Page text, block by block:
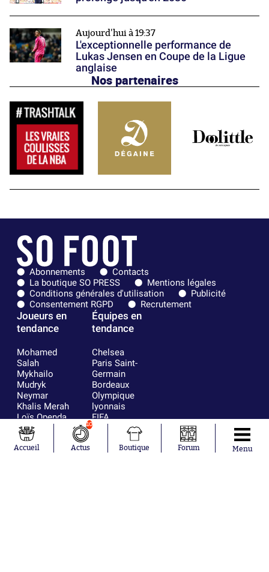
Aujourd'hui à 19:37
L'exceptionnelle performance de
Lukas Jensen en Coupe de la Ligue
anglaise
Nos partenaires
Abonnements
Contacts
La boutique SO PRESS
Mentions légales
Conditions générales d'utilisation
Publicité
Consentement RGPD
Recrutement
Joueurs en
tendance
Mohamed
Salah
Mykhailo
Mudryk
Neymar
Khalis Merah
Loïs Openda
Moussa
Niakhaté
Nicolás
Équipes en
tendance
Chelsea
Paris Saint-
Germain
Bordeaux
Olympique
lyonnais
FIFA
Real Madrid
RC Strasbourg
AC Milan
Accueil
10
Actus Boutique Forum Menu